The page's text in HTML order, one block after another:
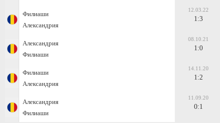
Филиаши
Александрия
12.03.22
1:3
Александрия
Филиаши
08.10.21
1:0
Филиаши
Александрия
14.11.20
1:2
Александрия
Филиаши
11.09.20
0:1